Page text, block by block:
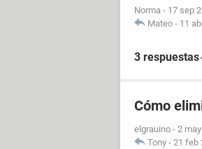
Norma - 17 sep
Mateo - 11
3 respuestas
Cómo
elgrauino - 2
Tony - 21 feb